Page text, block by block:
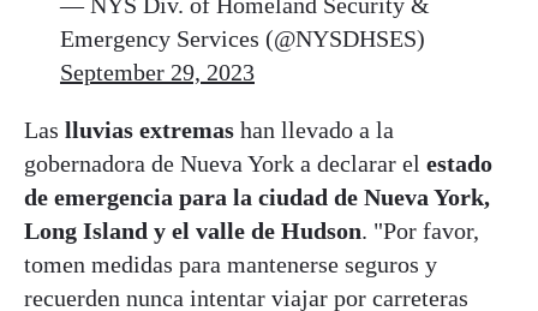
Emergency Services (@NYSDHSES)
September 29, 2023
Las lluvias extremas han llevado a la
gobernadora de Nueva York a declarar el estado
de emergencia para la ciudad de Nueva York,
Long Island y el valle de Hudson. "Por favor,
tomen medidas para mantenerse seguros y
recuerden nunca intentar viajar por carreteras